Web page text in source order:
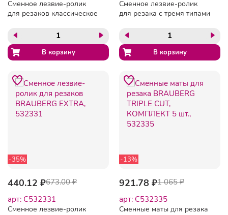
Сменное лезвие-ролик
для резаков классическое
BRAUBERG, 532332
Сменное лезвие-ролик
для резака с тремя типами
CUT, 532333
-35%
440.12 ₽673.00 ₽
арт: C532331
Сменное лезвие-ролик
-13%
921.78 ₽1 065 ₽
арт: C532335
Сменные маты для резака